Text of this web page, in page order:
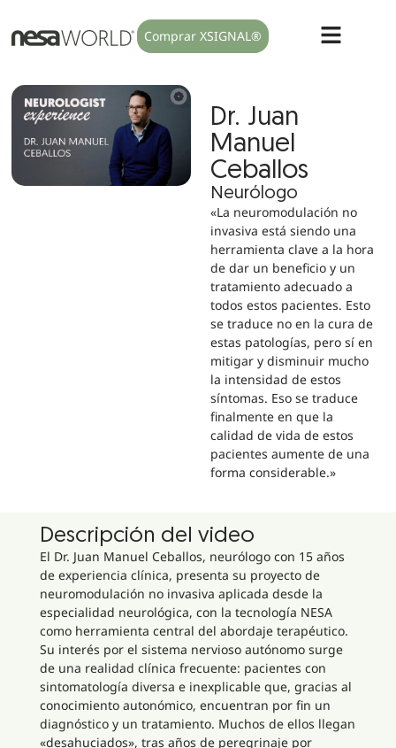
Comprar XSIGNAL®
Dr. Juan
Manuel
Ceballos
Neurólogo
«La neuromodulación no
invasiva está siendo una
herramienta clave a la hora
de dar un beneficio y un
tratamiento adecuado a
todos estos pacientes. Esto
se traduce no en la cura de
estas patologías, pero sí en
mitigar y disminuir mucho
la intensidad de estos
síntomas. Eso se traduce
finalmente en que la
calidad de vida de estos
pacientes aumente de una
forma considerable.»
Descripción del video
El Dr. Juan Manuel Ceballos, neurólogo con 15 años
de experiencia clínica, presenta su proyecto de
neuromodulación no invasiva aplicada desde la
especialidad neurológica, con la tecnología NESA
como herramienta central del abordaje terapéutico.
Su interés por el sistema nervioso autónomo surge
de una realidad clínica frecuente: pacientes con
sintomatología diversa e inexplicable que, gracias al
conocimiento autonómico, encuentran por fin un
diagnóstico y un tratamiento. Muchos de ellos llegan
«desahuciados», tras años de peregrinaje por